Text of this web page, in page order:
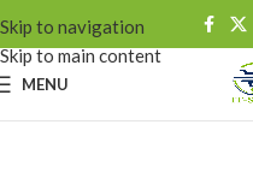
Skip to navigation
Skip to main content
MENU